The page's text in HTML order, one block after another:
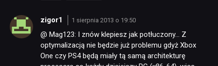
zigor1 1 sierpnia 2013 o 19:50
@ Mag123: I znów klepiesz jak potłuczony… Z
optymalizacją nie będzie już problemu gdyż Xbox
One czy PS4 będą miały tą samą architekturę